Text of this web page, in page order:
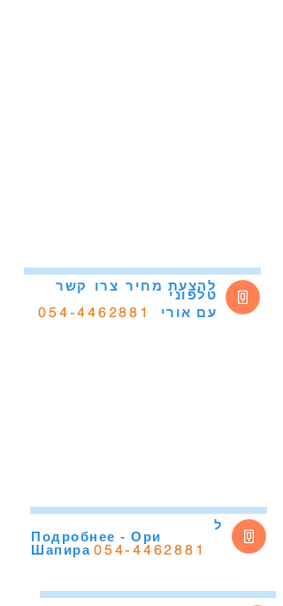
להצעת מחיר צרו קשר
טלפוני
עם אורי 054-4462881
ל
Подробнее - Ори
Шапира 054-4462881